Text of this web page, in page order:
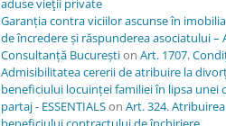
aduse vieţii private
Garanția contra viciilor ascunse în
de încredere și răspunderea asociatului –
Consultanță Bucureștion Art. 1707.
Admisibilitatea cererii de atribuire la
beneficiului locuinței familiei în lipsa unei
partaj - ESSENTIALSon Art. 324. Atribuirea